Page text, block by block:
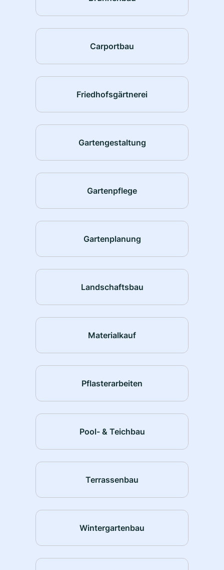
Carportbau
Friedhofsgärtnerei
Gartengestaltung
Gartenpflege
Gartenplanung
Landschaftsbau
Materialkauf
Pflasterarbeiten
Pool- & Teichbau
Terrassenbau
Wintergartenbau